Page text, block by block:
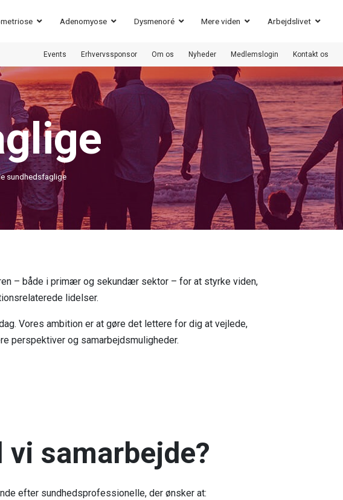
Adenomyose Dysmenoré Mere viden Arbejdslivet
Events Erhvervssponsor Om os Nyheder Medlemslogin Kontakt os
sundhedsfaglige
– både i primær og sekundær sektor – for at styrke viden,
lidelser.
Vores ambition er at gøre det lettere for dig at vejlede,
perspektiver og samarbejdsmuligheder.
vi samarbejde?
efter sundhedsprofessionelle, der ønsker at: